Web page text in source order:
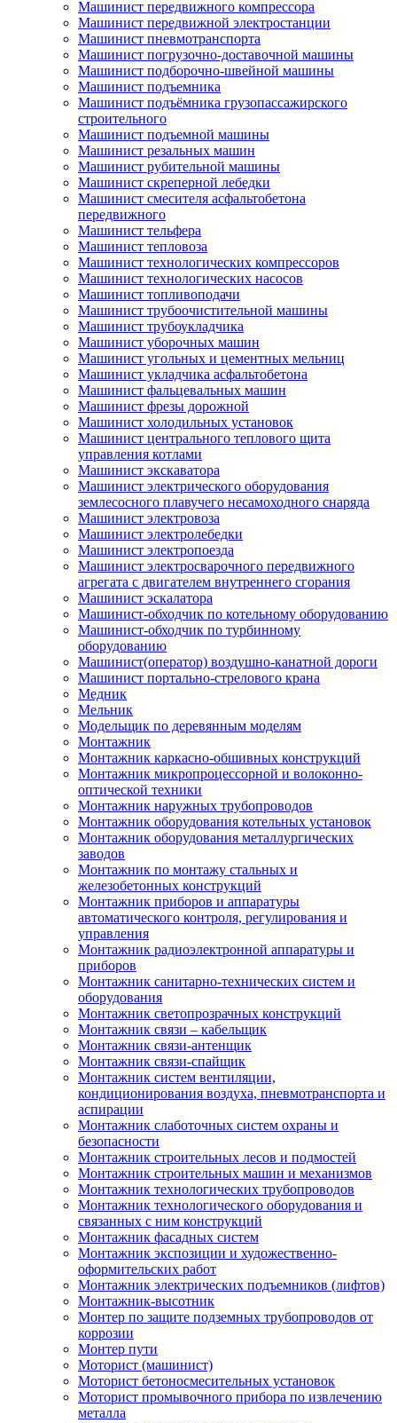
Машинист передвижного компрессора
Машинист передвижной электростанции
Машинист пневмотранспорта
Машинист погрузочно-доставочной машины
Машинист подборочно-швейной машины
Машинист подъемника
Машинист подъёмника грузопассажирского
строительного
Машинист подъемной машины
Машинист резальных машин
Машинист рубительной машины
Машинист скреперной лебедки
Машинист смесителя асфальтобетона
передвижного
Машинист тельфера
Машинист тепловоза
Машинист технологических компрессоров
Машинист технологических насосов
Машинист топливоподачи
Машинист трубоочистительной машины
Машинист трубоукладчика
Машинист уборочных машин
Машинист угольных и цементных мельниц
Машинист укладчика асфальтобетона
Машинист фальцевальных машин
Машинист фрезы дорожной
Машинист холодильных установок
Машинист центрального теплового щита
управления котлами
Машинист экскаватора
Машинист электрического оборудования
землесосного плавучего несамоходного снаряда
Машинист электровоза
Машинист электролебедки
Машинист электропоезда
Машинист электросварочного передвижного
агрегата с двигателем внутреннего сгорания
Машинист эскалатора
Машинист-обходчик по котельному оборудованию
Машинист-обходчик по турбинному
оборудованию
Машинист(оператор) воздушно-канатной дороги
Машинист портально-стрелового крана
Медник
Мельник
Модельщик по деревянным моделям
Монтажник
Монтажник каркасно-обшивных конструкций
Монтажник микропроцессорной и волоконно-
оптической техники
Монтажник наружных трубопроводов
Монтажник оборудования котельных установок
Монтажник оборудования металлургических
заводов
Монтажник по монтажу стальных и
железобетонных конструкций
Монтажник приборов и аппаратуры
автоматического контроля, регулирования и
управления
Монтажник радиоэлектронной аппаратуры и
приборов
Монтажник санитарно-технических систем и
оборудования
Монтажник светопрозрачных конструкций
Монтажник связи – кабельщик
Монтажник связи-антенщик
Монтажник связи-спайщик
Монтажник систем вентиляции,
кондиционирования воздуха, пневмотранспорта и
аспирации
Монтажник слаботочных систем охраны и
безопасности
Монтажник строительных лесов и подмостей
Монтажник строительных машин и механизмов
Монтажник технологических трубопроводов
Монтажник технологического оборудования и
связанных с ним конструкций
Монтажник фасадных систем
Монтажник экспозиции и художественно-
оформительских работ
Монтажник электрических подъемников (лифтов)
Монтажник-высотник
Монтер по защите подземных трубопроводов от
коррозии
Монтер пути
Моторист (машинист)
Моторист бетоносмесительных установок
Моторист промывочного прибора по извлечению
металла